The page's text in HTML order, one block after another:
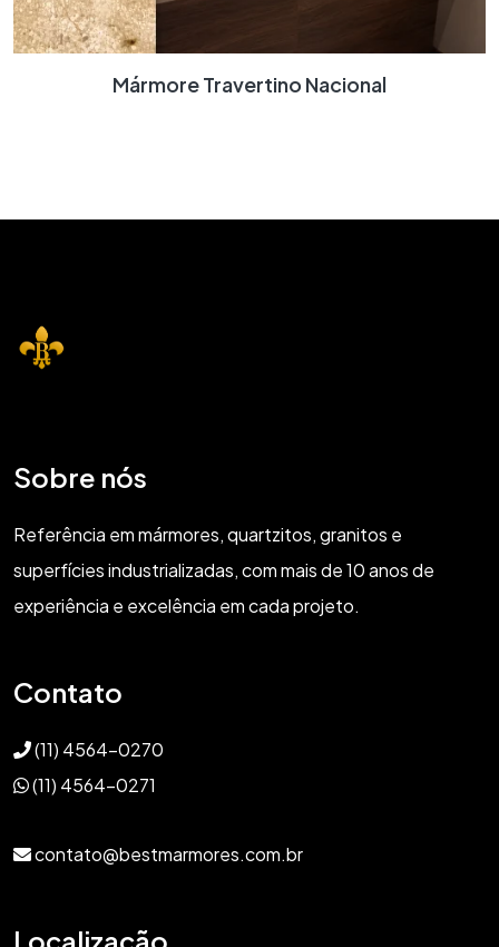
Mármore Travertino Nacional
Sobre nós
Referência em mármores, quartzitos, granitos e
superfícies industrializadas, com mais de 10 anos de
experiência e excelência em cada projeto.
Contato
(11) 4564-0270
(11) 4564-0271
contato@bestmarmores.com.br
Localização